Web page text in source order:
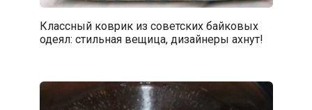
Классный коврик из советских байковых
одеял: стильная вещица, дизайнеры ахнут!